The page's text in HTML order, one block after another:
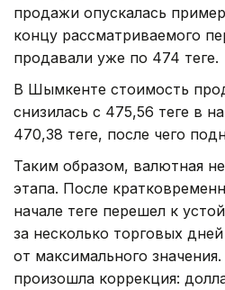
продажи опускалась
концу рассматриваемого
продавали уже по 474 теңге.
В Шымкенте стоимость
снизилась с 475,56 теңге в
470,38 теңге, после чего
Таким образом, валютная
этапа. После
начале теңге перешел к
за несколько торговых дней
от максимального
произошла коррекция: